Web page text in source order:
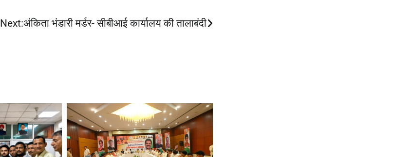
Next:अंकिता भंडारी मर्डर- सीबीआई कार्यालय की तालाबंदी